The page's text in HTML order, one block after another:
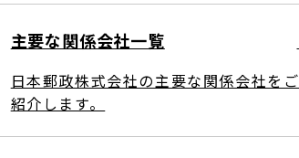
主要な関係会社一覧
日本郵政株式会社の主要な関係会社をご
紹介します。